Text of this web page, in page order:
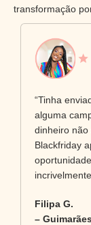
transformação
“Tinha
alguma
dinheiro não
Blackfriday
Filipa G.
– Guimarães